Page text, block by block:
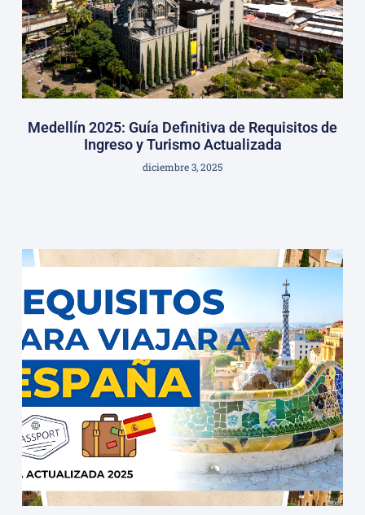
Medellín 2025: Guía Definitiva de Requisitos de
Ingreso y Turismo Actualizada
diciembre 3, 2025